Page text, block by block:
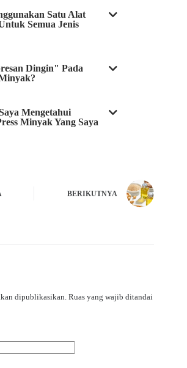
Satu Alat
Semua Jenis
Dingin" Pada
Mengetahui
Minyak Yang Saya
BERIKUTNYA
dipublikasikan. Ruas yang wajib ditandai